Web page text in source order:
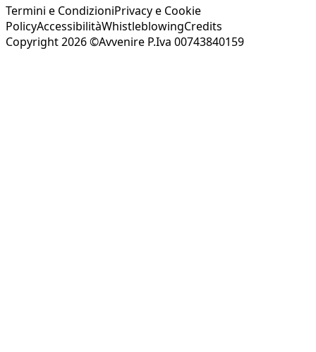
Termini e CondizioniPrivacy e Cookie
PolicyAccessibilitàWhistleblowingCredits
Copyright 2026 ©Avvenire P.Iva 00743840159